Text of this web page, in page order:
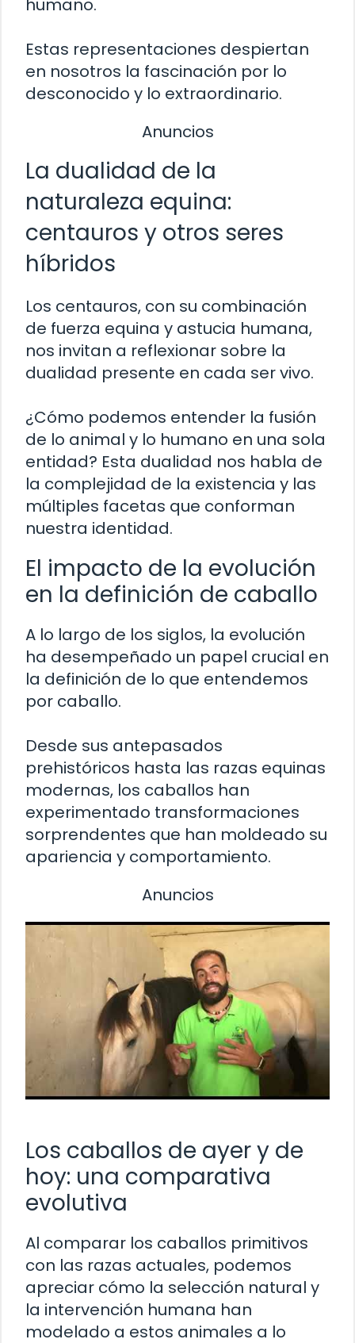
humano.
Estas representaciones despiertan
en nosotros la fascinación por lo
desconocido y lo extraordinario.
Anuncios
La dualidad de la
naturaleza equina:
centauros y otros seres
híbridos
Los centauros, con su combinación
de fuerza equina y astucia humana,
nos invitan a reflexionar sobre la
dualidad presente en cada ser vivo.
¿Cómo podemos entender la fusión
de lo animal y lo humano en una sola
entidad? Esta dualidad nos habla de
la complejidad de la existencia y las
múltiples facetas que conforman
nuestra identidad.
El impacto de la evolución
en la definición de caballo
A lo largo de los siglos, la evolución
ha desempeñado un papel crucial en
la definición de lo que entendemos
por caballo.
Desde sus antepasados
prehistóricos hasta las razas equinas
modernas, los caballos han
experimentado transformaciones
sorprendentes que han moldeado su
apariencia y comportamiento.
Anuncios
Los caballos de ayer y de
hoy: una comparativa
evolutiva
Al comparar los caballos primitivos
con las razas actuales, podemos
apreciar cómo la selección natural y
la intervención humana han
modelado a estos animales a lo